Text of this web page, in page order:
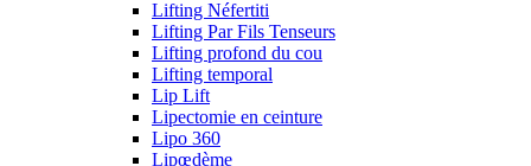
Lifting Néfertiti
Lifting Par Fils Tenseurs
Lifting profond du cou
Lifting temporal
Lip Lift
Lipectomie en ceinture
Lipo 360
Lipœdème